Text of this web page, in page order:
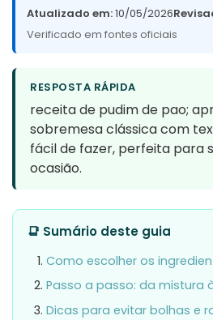
Atualizado em:10/05/2026
Verificado em fontes oficiais
RESPOSTA RÁPIDA
receita de pudim de pao;
sobremesa clássica com
fácil de fazer, perfeita para
ocasião.
📑 Sumário deste guia
Como escolher os
Passo a passo: da mistura
Dicas para evitar bolhas e